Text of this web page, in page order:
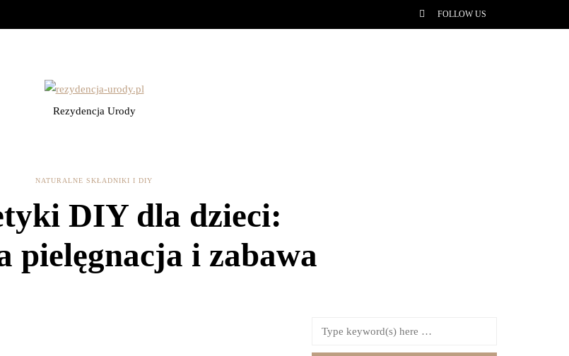
FOLLOW US
Rezydencja Urody
NATURALNE SKŁADNIKI I DIY
DIY dla dzieci:
pielęgnacja i zabawa